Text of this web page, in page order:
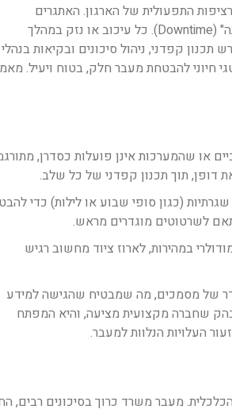
התפעולית של הארגון. האתגרים
המרכזיים טמונים בצורך לשנע ציוד טכנולוגי רגיש, ריהוט כבד, ארכיונים מסווגים, וכל זאת תוך צמצום מינימלי של "זמן השבתה" (Downtime). כל עיכוב או נזק במהלך
קפדני, ניהול סיכונים ובקיאות בנהלי
חיוני להבטחת מעבר חלק, בטוח ויעיל.
או שהמערכות אינן פועלות כסדרן,
דופן, תוך תכנון קפדני של כל שלב.
(כגון סופי שבוע או לילות) כדי
לשרטוטים מוגדרים מראש.
במהירות, לארוז ציוד מחשוב רגיש
של מסמכים, מה שמבטיח שהגישה למידע
שחברה מקצועית מציעה, והיא המפתח
העלויות הנלוות למעבר.
מעבר משרד כרוך בסיכונים רבים,